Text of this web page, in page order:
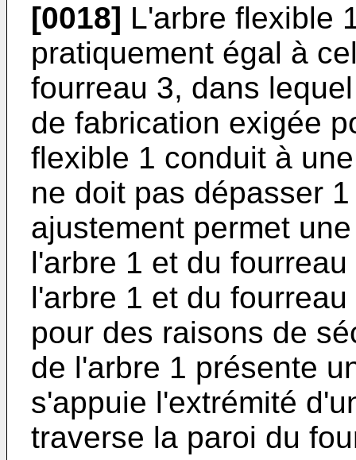
[0018] L'arbre flexible
pratiquement égal à
fourreau 3, dans
de fabrication exigée
flexible 1 conduit à
ne doit pas dépasser
ajustement permet
l'arbre 1 et du
l'arbre 1 et du
pour des raisons de
de l'arbre 1 présente
s'appuie l'extrémité
traverse la paroi du